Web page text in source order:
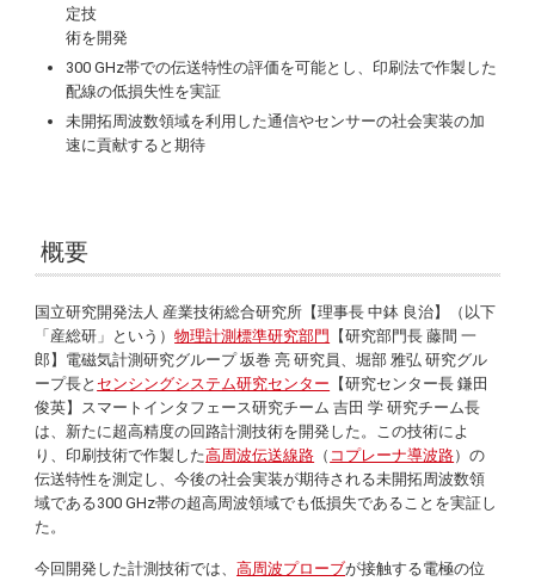
定技
術を開発
300 GHz帯での伝送特性の評価を可能とし、印刷法で作製した
配線の低損失性を実証
未開拓周波数領域を利用した通信やセンサーの社会実装の加
速に貢献すると期待
概要
国立研究開発法人 産業技術総合研究所【理事長 中鉢 良治】（以下
「産総研」という）物理計測標準研究部門 【研究部門長 藤間 一
郎】電磁気計測研究グループ 坂巻 亮 研究員、堀部 雅弘 研究グル
ープ長と センシングシステム研究センター 【研究センター長 鎌田
俊英】スマートインタフェース研究チーム 吉田 学 研究チーム長
は、新たに超高精度の回路計測技術を開発した。この技術によ
り、印刷技術で作製した高周波伝送線路 （ コプレーナ導波路）の
伝送特性を測定し、今後の社会実装が期待される未開拓周波数領
域である300 GHz帯の超高周波領域でも低損失であることを実証し
た。
今回開発した計測技術では、高周波プローブが接触する電極の位